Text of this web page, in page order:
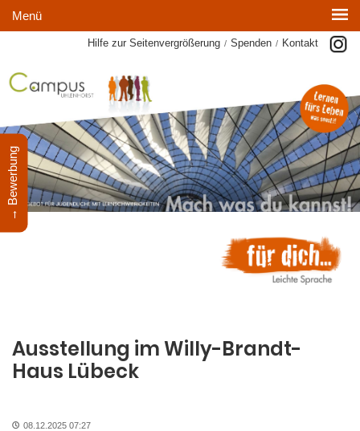
→ Bewerbung
Menü
Hilfe zur Seitenvergrößerung / Spenden / Kontakt
Ausstellung im Willy-Brandt-
Haus Lübeck
08.12.2025 07:27